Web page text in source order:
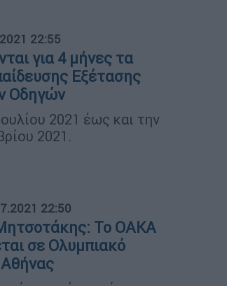
22:55
για 4 μήνες τα
Εξέτασης
Οδηγών
2021 έως και την
2021.
22:50
Το ΟΑΚΑ
σε Ολυμπιακό